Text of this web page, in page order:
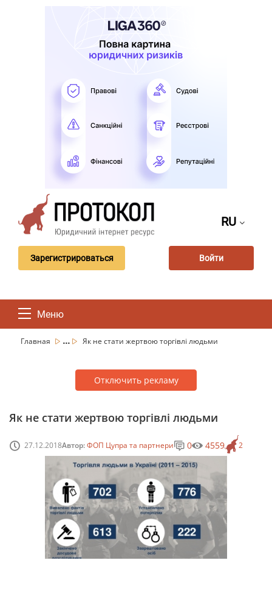
RU
Зарегистрироваться Войти
Меню
Главная ... Як не стати жертвою торгівлі людьми
Отключить рекламу
Як не стати жертвою торгівлі людьми
27.12.2018Автор:ФОП Цупра та партнери 2
0 4559